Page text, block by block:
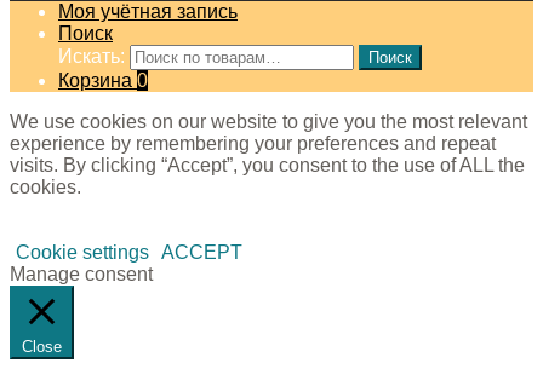
Моя учётная запись
Поиск
Искать:
Поиск
Корзина 0
We use cookies on our website to give you the most relevant
experience by remembering your preferences and repeat
visits. By clicking “Accept”, you consent to the use of ALL the
cookies.
Cookie settings ACCEPT
Manage consent
Close